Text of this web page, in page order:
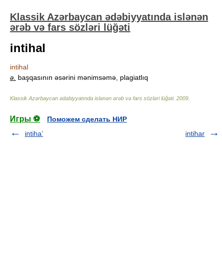
Klassik Azərbaycan ədəbiyyatında islənən
ərəb və fars sözləri lüğəti
intihal
intihal
ə. başqasının əsərini mənimsəmə, plagiatlıq
Klassik Azərbaycan ədəbiyyatında islənən ərəb və fars sözləri lüğəti. 2009
Игры ⚽
Поможем сделать НИР
intiha’
intihar